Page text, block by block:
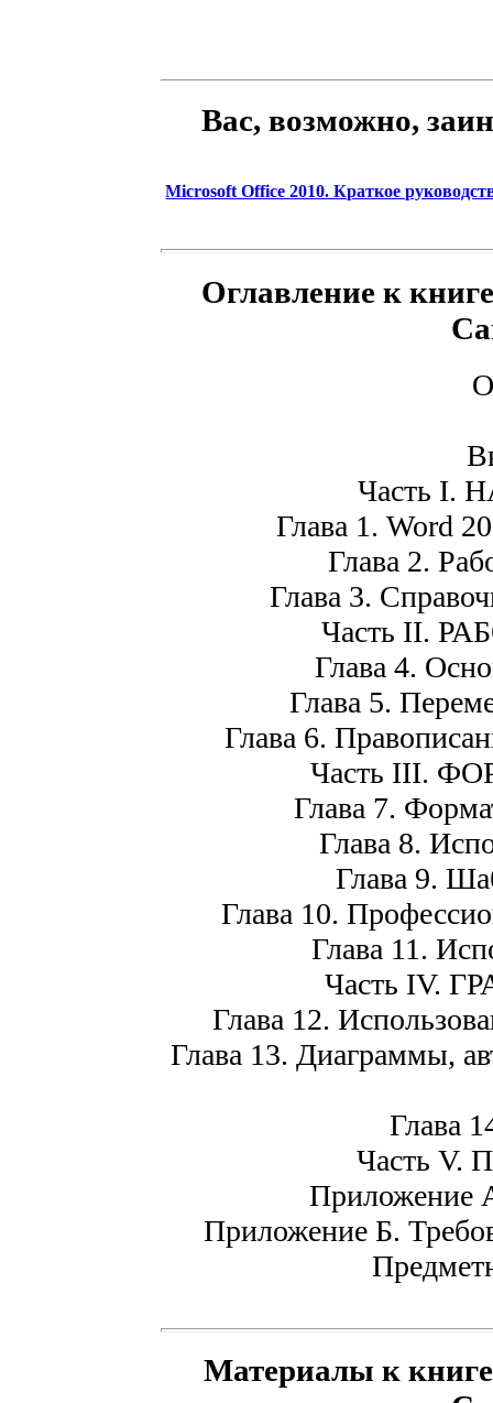
Вас, возможно,
Microsoft Office 2010. Краткое
Оглавление к
Часть I.
Глава 1. Word
Глава 2.
Глава 3.
Часть II.
Глава 4.
Глава 5.
Глава 6.
Часть III.
Глава 7.
Глава 8.
Глава 9.
Глава 10.
Глава 11.
Часть IV.
Глава 12.
Глава 13. Диаграммы,
Глава
Часть
Приложение
Приложение Б.
Материалы к